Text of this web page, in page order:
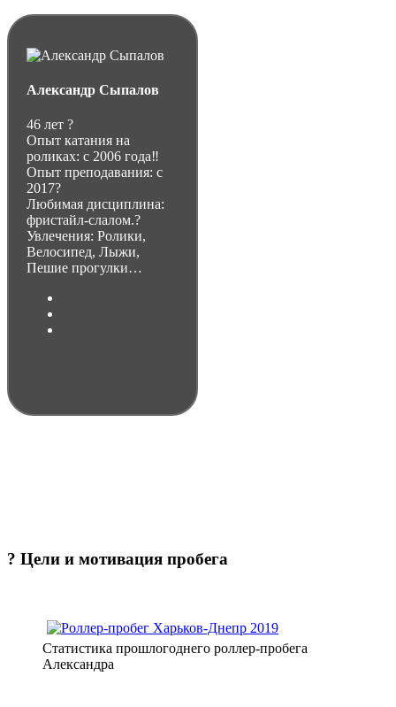
Александр Сыпалов
46 лет ?
Опыт катания на
роликах: с 2006 года‼️
Опыт преподавания: с
2017?
Любимая дисциплина:
фристайл-слалом.?
Увлечения: Ролики,
Велосипед, Лыжи,
Пешие прогулки…
? Цели и мотивация пробега
Статистика прошлогоднего роллер-пробега
Александра